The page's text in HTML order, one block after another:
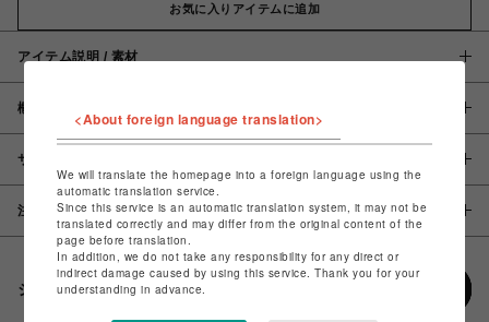
お気に入りアイテムに追加
アイテム説明 / 素材
概要
サイズ
注意事項
シェアする
<About foreign language translation>
We will translate the homepage into a foreign language using the
automatic translation service.
Since this service is an automatic translation system, it may not be
translated correctly and may differ from the original content of the
page before translation.
In addition, we do not take any responsibility for any direct or
indirect damage caused by using this service. Thank you for your
understanding in advance.